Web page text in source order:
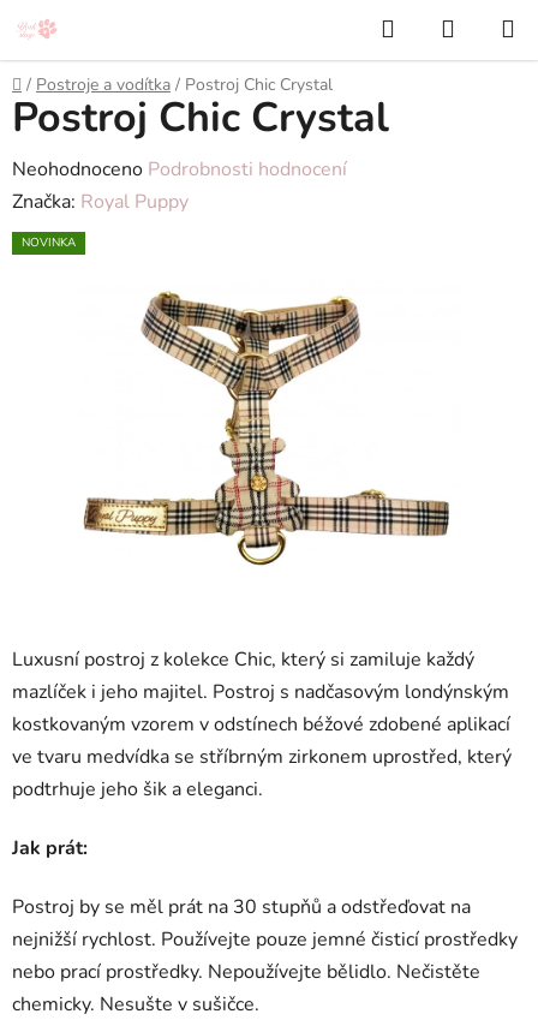
na
obsah
Hledat
KOŠÍK
Domů
/ Postroje a vodítka / Postroj Chic Crystal
Luxusní postroj z kolekce Chic, který si zamiluje každý
mazlíček i jeho majitel. Postroj s nadčasovým londýnským
kostkovaným vzorem v odstínech béžové zdobené aplikací
ve tvaru medvídka se stříbrným zirkonem uprostřed, který
podtrhuje jeho šik a eleganci.
Jak prát:
Postroj by se měl prát na 30 stupňů a odstřeďovat na
nejnižší rychlost. Používejte pouze jemné čisticí prostředky
nebo prací prostředky. Nepoužívejte bělidlo. Nečistěte
chemicky. Nesušte v sušičce.
Postroj Chic Crystal
Průměrné
hodnocení
produktu
Neohodnoceno Podrobnosti hodnocení
Značka: Royal Puppy
NOVINKA